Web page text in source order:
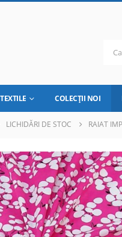
COLECȚII NOI
LICHIDĂRI DE STOC RAIAT